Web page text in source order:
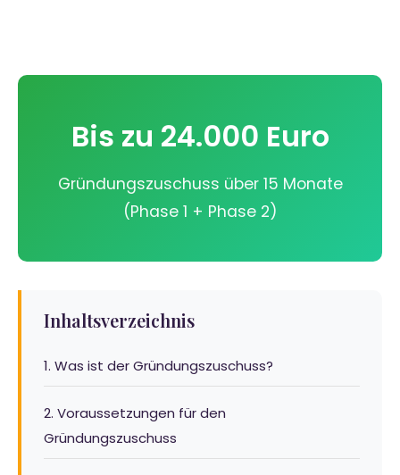
Bis zu 24.000 Euro
Gründungszuschuss über 15 Monate
(Phase 1 + Phase 2)
Inhaltsverzeichnis
1. Was ist der Gründungszuschuss?
2. Voraussetzungen für den
Gründungszuschuss